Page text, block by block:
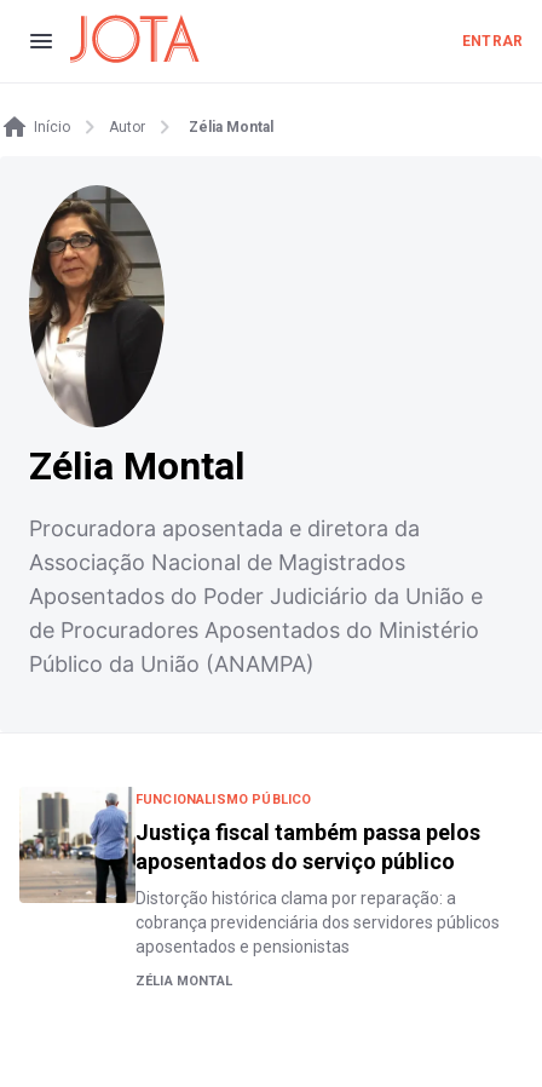
ENTRAR
Início Autor Zélia Montal
Zélia Montal
Procuradora aposentada e diretora da
Associação Nacional de Magistrados
Aposentados do Poder Judiciário da União e
de Procuradores Aposentados do Ministério
Público da União (ANAMPA)
FUNCIONALISMO PÚBLICO
Justiça fiscal também passa pelos
aposentados do serviço público
Distorção histórica clama por reparação: a
cobrança previdenciária dos servidores públicos
aposentados e pensionistas
ZÉLIA MONTAL